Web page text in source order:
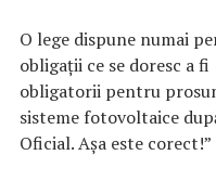
O lege dispune numai
obligații ce se doresc a
obligatorii pentru
sisteme fotovoltaice
Oficial. Așa este corect!”